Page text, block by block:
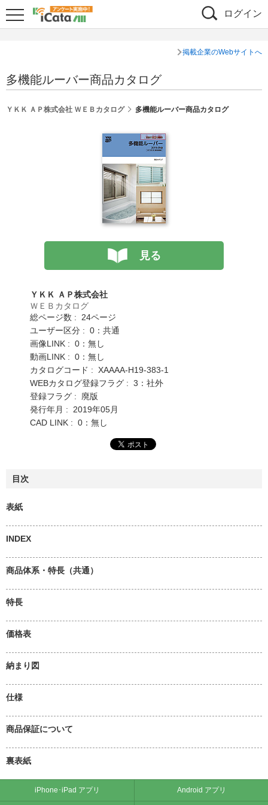
ログイン
掲載企業のWebサイトへ
多機能ルーバー商品カタログ
ＹＫＫ ＡＰ株式会社 ＷＥＢカタログ 多機能ルーバー商品カタログ
見る
ＹＫＫ ＡＰ株式会社
ＷＥＢカタログ
総ページ数 : 24ページ
ユーザー区分 : 0：共通
画像LINK : 0：無し
動画LINK : 0：無し
カタログコード : XAAAA-H19-383-1
WEBカタログ登録フラグ : 3：社外
登録フラグ : 廃版
発行年月 : 2019年05月
CAD LINK : 0：無し
目次
表紙
INDEX
商品体系・特長（共通）
特長
価格表
納まり図
仕様
商品保証について
裏表紙
iPhone･iPad アプリ Android アプリ